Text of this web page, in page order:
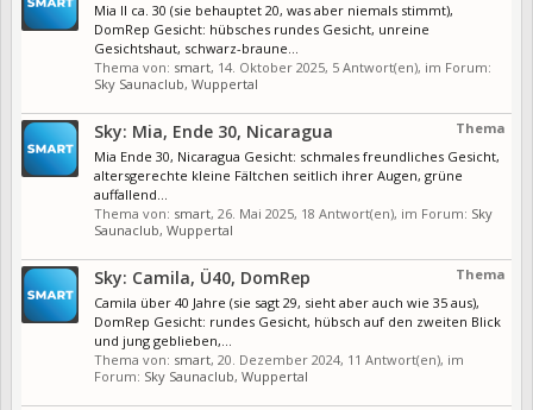
Mia II ca. 30 (sie behauptet 20, was aber niemals stimmt),
DomRep Gesicht: hübsches rundes Gesicht, unreine
Gesichtshaut, schwarz-braune...
Thema von: smart, 14. Oktober 2025, 5 Antwort(en), im Forum:
Sky Saunaclub, Wuppertal
Thema
Sky: Mia, Ende 30, Nicaragua
Mia Ende 30, Nicaragua Gesicht: schmales freundliches Gesicht,
altersgerechte kleine Fältchen seitlich ihrer Augen, grüne
auffallend...
Thema von: smart, 26. Mai 2025, 18 Antwort(en), im Forum: Sky
Saunaclub, Wuppertal
Thema
Sky: Camila, Ü40, DomRep
Camila über 40 Jahre (sie sagt 29, sieht aber auch wie 35 aus),
DomRep Gesicht: rundes Gesicht, hübsch auf den zweiten Blick
und jung geblieben,...
Thema von: smart, 20. Dezember 2024, 11 Antwort(en), im
Forum: Sky Saunaclub, Wuppertal